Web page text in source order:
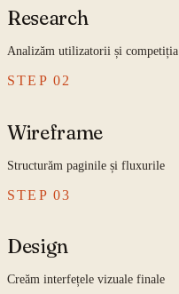
Research
Analizăm utilizatorii și competiția
STEP02
Wireframe
Structurăm paginile și fluxurile
STEP03
Design
Creăm interfețele vizuale finale